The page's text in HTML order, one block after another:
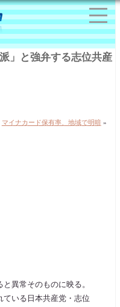
」と強弁する志位共産
マイナカード保有率、地域で明暗»
異常そのものに映る。
いる日本共産党・志位